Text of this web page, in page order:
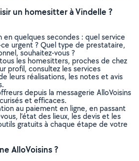
un homesitter à Vindelle ?
en quelques secondes : quel service
urgent ? Quel type de prestataire,
souhaitez-vous ?
les homesitters, proches de chez
profil, consultez les services
leurs réalisations, les notes et avis
depuis la messagerie AlloVoisins
et efficaces.
au paiement en ligne, en passant
l’état des lieux, les devis et les
gratuits à chaque étape de votre
AlloVoisins ?